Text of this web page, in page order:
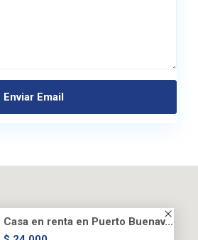
Casa en renta en Puerto Buenav...